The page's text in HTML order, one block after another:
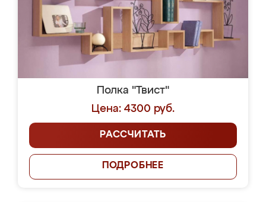
Полка "Твист"
Цена: 4300 руб.
РАССЧИТАТЬ
ПОДРОБНЕЕ